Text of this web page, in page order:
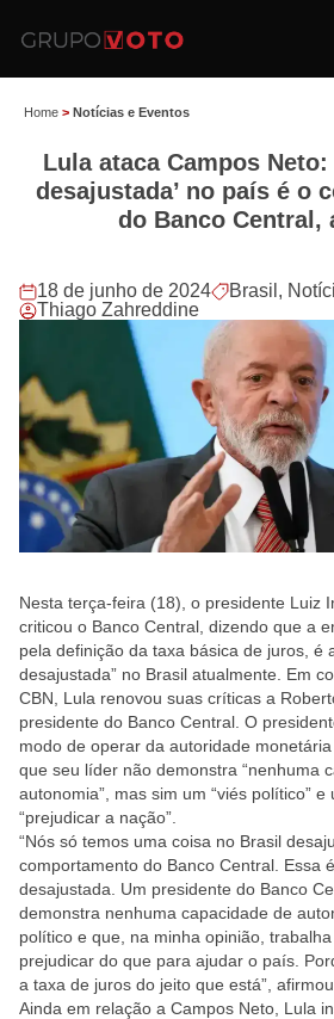
Home > Notícias e Eventos
Lula ataca Campos Neto:
desajustada’ no país é o
do Banco Central,
18 de junho de 2024 Brasil ,
Thiago Zahreddine
Nesta terça-feira (18), o presidente Luiz
criticou o Banco Central, dizendo que a
pela definição da taxa básica de juros, é
desajustada” no Brasil atualmente. Em
CBN, Lula renovou suas críticas a
presidente do Banco Central. O
modo de operar da autoridade monetária
que seu líder não demonstra “nenhuma
autonomia”, mas sim um “viés político” e
“prejudicar a nação”.
“Nós só temos uma coisa no Brasil
comportamento do Banco Central. Essa
desajustada. Um presidente do Banco
demonstra nenhuma capacidade de
político e que, na minha opinião,
prejudicar do que para ajudar o país.
a taxa de juros do jeito que está”, afirmou.
Ainda em relação a Campos Neto, Lula